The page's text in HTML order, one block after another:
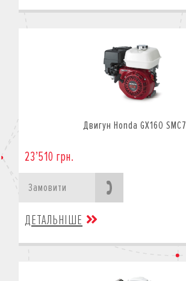
Двигун Honda GX160 SMC7
23’510 грн.
Замовити
ДЕТАЛЬНІШЕ